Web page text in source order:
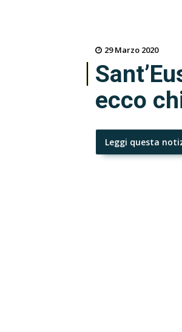
29 Marzo 2020
ecco
Leggi questa